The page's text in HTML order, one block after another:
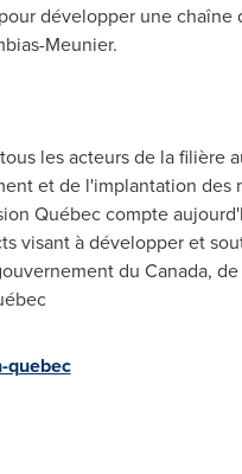
développer une
Meunier.
les acteurs de la filière
et de l'implantation des
Québec compte
visant à développer et
du Canada,
quebec